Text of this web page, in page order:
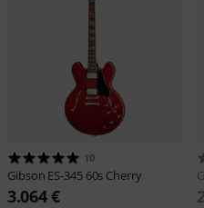
10
Gibson ES-345 60s Cherry
3.064 €